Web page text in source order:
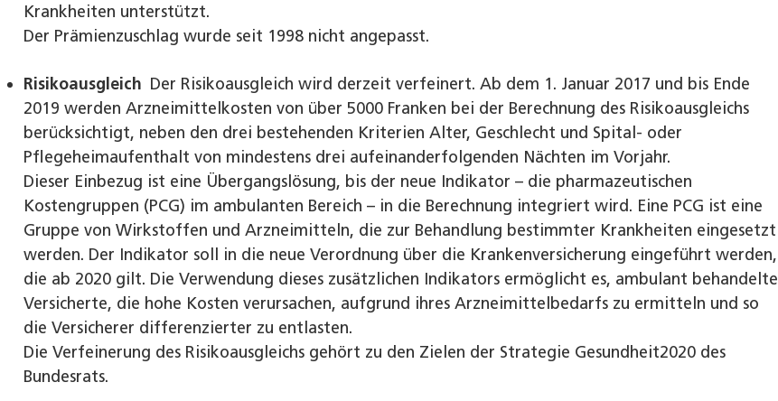
Krankheiten unterstützt.
Der Prämienzuschlag wurde seit 1998 nicht angepasst.
Risikoausgleich Der Risikoausgleich wird derzeit verfeinert. Ab dem 1. Januar 2017 und bis Ende
2019 werden Arzneimittelkosten von über 5000 Franken bei der Berechnung des Risikoausgleichs
berücksichtigt, neben den drei bestehenden Kriterien Alter, Geschlecht und Spital- oder
Pflegeheimaufenthalt von mindestens drei aufeinanderfolgenden Nächten im Vorjahr.
Dieser Einbezug ist eine Übergangslösung, bis der neue Indikator – die pharmazeutischen
Kostengruppen (PCG) im ambulanten Bereich – in die Berechnung integriert wird. Eine PCG ist eine
Gruppe von Wirkstoffen und Arzneimitteln, die zur Behandlung bestimmter Krankheiten eingesetzt
werden. Der Indikator soll in die neue Verordnung über die Krankenversicherung eingeführt werden,
die ab 2020 gilt. Die Verwendung dieses zusätzlichen Indikators ermöglicht es, ambulant behandelte
Versicherte, die hohe Kosten verursachen, aufgrund ihres Arzneimittelbedarfs zu ermitteln und so
die Versicherer differenzierter zu entlasten.
Die Verfeinerung des Risikoausgleichs gehört zu den Zielen der Strategie Gesundheit2020 des
Bundesrats.